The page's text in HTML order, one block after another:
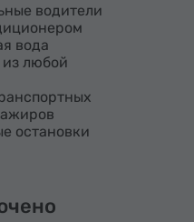
водители
вода
из любой
остановки